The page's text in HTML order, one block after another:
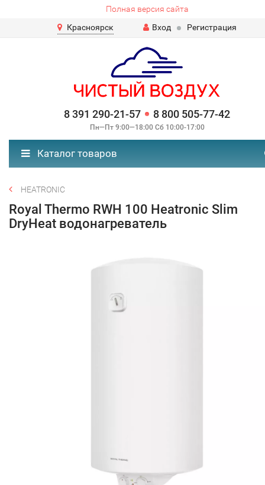
Полная версия сайта
Красноярск
Вход Регистрация
8 391 290-21-57 8 800 505-77-42
Пн—Пт 9:00—18:00 Сб 10:00-17:00
Каталог товаров
HEATRONIC
Royal Thermo RWH 100 Heatronic Slim
DryHeat водонагреватель